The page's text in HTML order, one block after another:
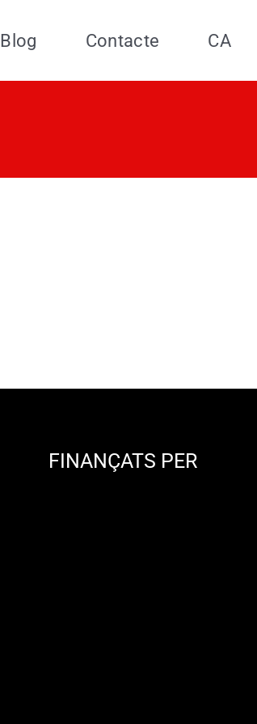
Blog Contacte CA
FINANÇATS PER